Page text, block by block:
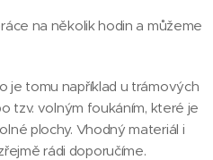
na několik hodin a můžeme
je tomu například u trámových
tzv. volným foukáním, které je
plochy. Vhodný materiál i
rádi doporučíme.